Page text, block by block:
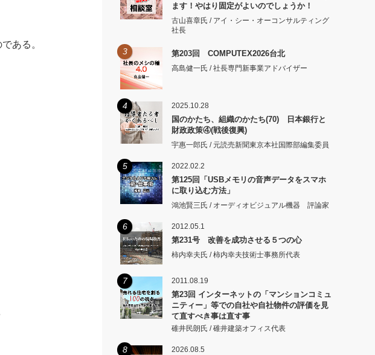
ある。
ます！やはり固定がよいのでしょうか！
古山喜章氏 / アイ・シー・オーコンサルティング
社長
3 第203回 COMPUTEX2026台北
高島健一氏 / 社長専門新事業アドバイザー
4 2025.10.28
国のかたち、組織のかたち(70) 日本銀行と
財政政策④(戦後復興)
宇惠一郎氏 / 元読売新聞東京本社国際部編集委員
5 2022.02.2
第125回「USBメモリの音声データをスマホ
に取り込む方法」
鴻池賢三氏 / オーディオビジュアル機器 評論家
6 2012.05.1
第231号 改善を成功させる５つの心
柿内幸夫氏 / 柿内幸夫技術士事務所代表
7 2011.08.19
第23回 インターネットの「マンションコミュ
ニティー」等での自社や自社物件の評価を見
て直すべき事は直す事
碓井民朗氏 / 碓井建築オフィス代表
8 2026.08.5